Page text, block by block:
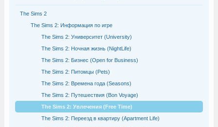
The Sims 2
The Sims 2: Информация по игре
The Sims 2: Университет (University)
The Sims 2: Ночная жизнь (NightLife)
The Sims 2: Бизнес (Open for Business)
The Sims 2: Питомцы (Pets)
The Sims 2: Времена года (Seasons)
The Sims 2: Путешествия (Bon Voyage)
The Sims 2: Увлечения (Free Time)
The Sims 2: Переезд в квартиру (Apartment Life)